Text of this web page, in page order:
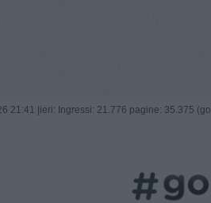
21:41 | ieri: Ingressi: 21.776 pagine: 35.375